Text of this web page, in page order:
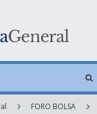
FORO BOLSA